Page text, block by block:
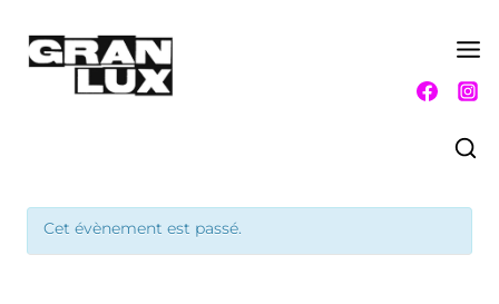
contenu
Cet évènement est passé.